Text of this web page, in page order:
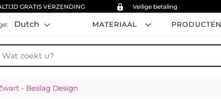
GRATIS VERZENDING Veilige betaling
MATERIAAL PRODUCTEN
Dutch
- Beslag Design